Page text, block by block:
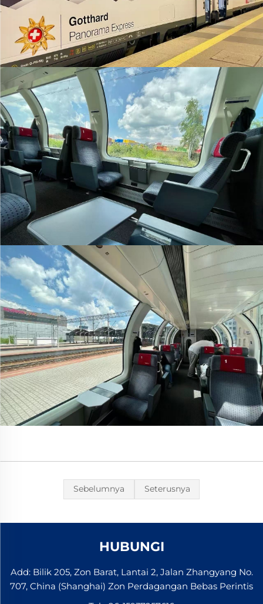
Sebelumnya Seterusnya
HUBUNGI
Add: Bilik 205, Zon Barat, Lantai 2, Jalan Zhangyang No.
707, China (Shanghai) Zon Perdagangan Bebas Perintis